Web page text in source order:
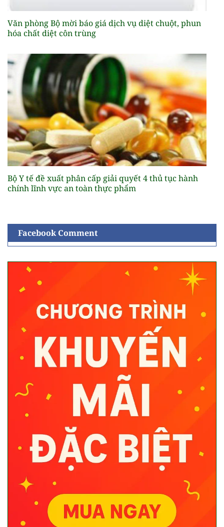
Văn phòng Bộ mời báo giá dịch vụ diệt chuột, phun
hóa chất diệt côn trùng
Bộ Y tế đề xuất phân cấp giải quyết 4 thủ tục hành
chính lĩnh vực an toàn thực phẩm
Facebook Comment